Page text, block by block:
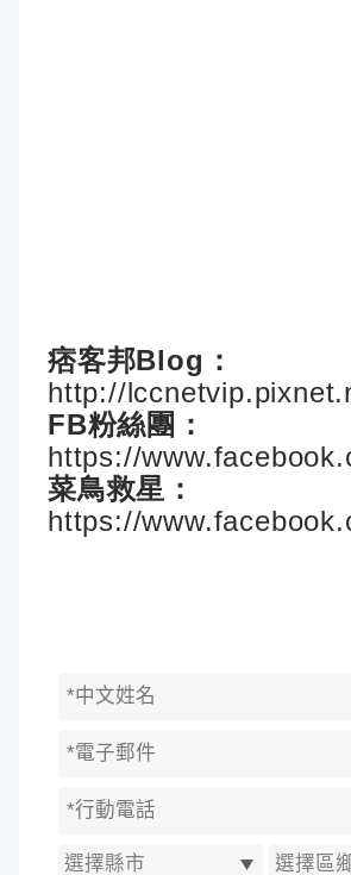
痞客邦Blog：
http://
FB粉絲團：
https://
菜鳥救星：
https://